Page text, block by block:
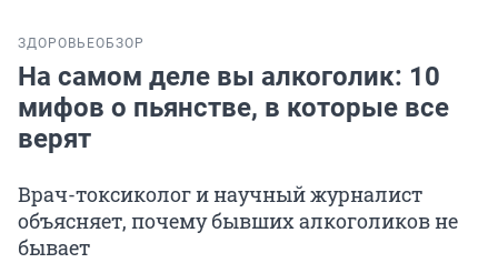
ЗДОРОВЬЕОБЗОР
На самом деле вы алкоголик: 10
мифов о пьянстве, в которые все
верят
Врач-токсиколог и научный журналист
объясняет, почему бывших алкоголиков не
бывает